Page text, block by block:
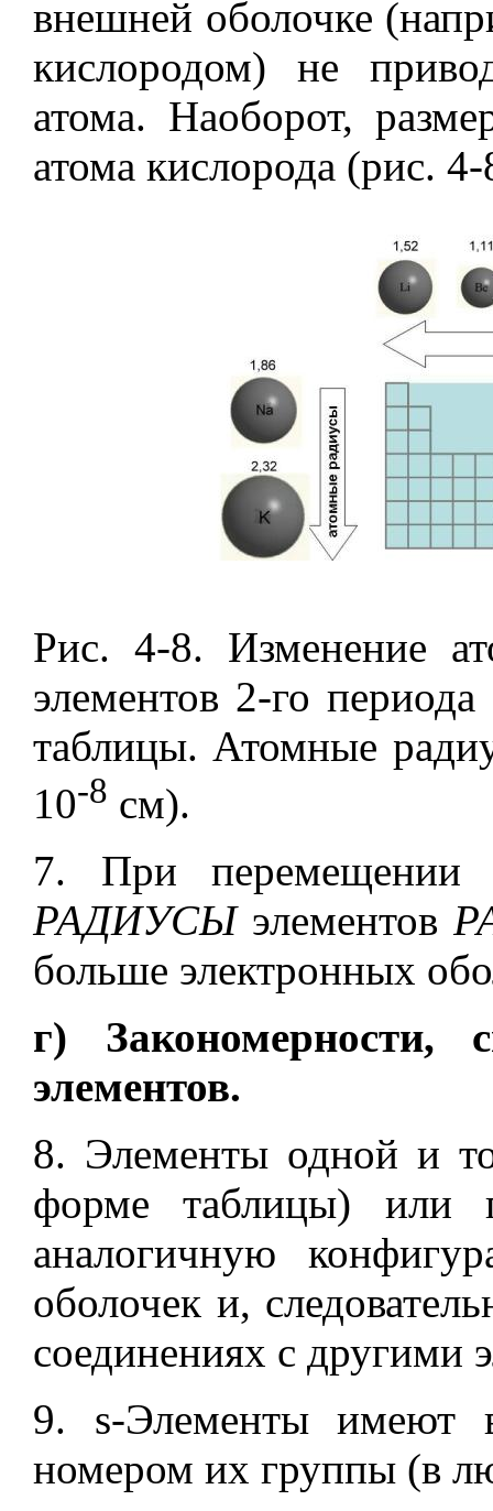
внешней оболочке
кислородом) не
атома. Наоборот,
атома кислорода (рис.
Рис. 4-8. Изменение
элементов 2-го
таблицы. Атомные
10-8 см).
7. При
РАДИУСЫэлементов
больше электронных
г) Закономерности,
элементов.
8. Элементы одной и
форме таблицы) или
аналогичную
оболочек и,
соединениях с другими
9. s-Элементы имеют
номером их группы (в